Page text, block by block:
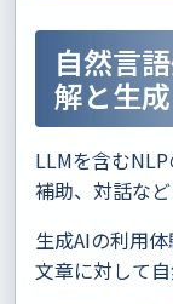
自然言
解と生成
LLMを含む
補助、対話など
生成AIの利用
文章に対して自